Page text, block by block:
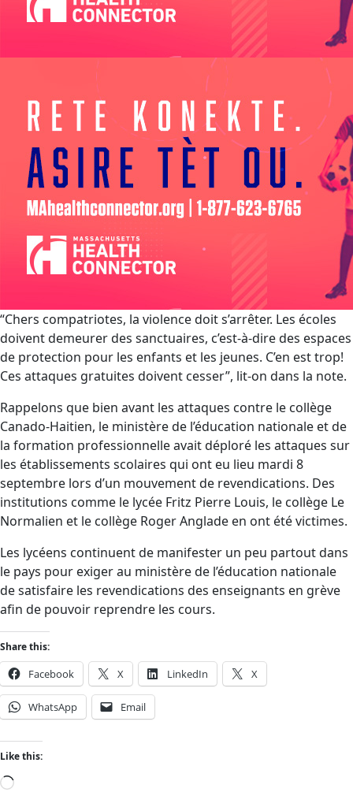
“Chers compatriotes, la violence doit s’arrêter. Les écoles
doivent demeurer des sanctuaires, c’est-à-dire des espaces
de protection pour les enfants et les jeunes. C’en est trop!
Ces attaques gratuites doivent cesser”, lit-on dans la note.
Rappelons que bien avant les attaques contre le collège
Canado-Haitien, le ministère de l’éducation nationale et de
la formation professionnelle avait déploré les attaques sur
les établissements scolaires qui ont eu lieu mardi 8
septembre lors d’un mouvement de revendications. Des
institutions comme le lycée Fritz Pierre Louis, le collège Le
Normalien et le collège Roger Anglade en ont été victimes.
Les lycéens continuent de manifester un peu partout dans
le pays pour exiger au ministère de l’éducation nationale
de satisfaire les revendications des enseignants en grève
afin de pouvoir reprendre les cours.
Share this:
Facebook X LinkedIn X
WhatsApp Email
Like this: